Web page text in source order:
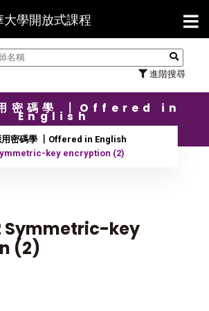
大學開放式課程
進階搜尋
【
密碼學 〡Offered in
English
用密碼學 〡Offered in English
key encryption (2)
Symmetric-key
(2)